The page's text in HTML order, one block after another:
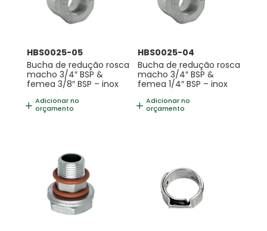
HBS0025-05
Bucha de redução rosca
macho 3/4″ BSP &
femea 3/8″ BSP – inox
Adicionar no
orçamento
HBS0025-04
Bucha de redução rosca
macho 3/4″ BSP &
femea 1/4″ BSP – inox
Adicionar no
orçamento